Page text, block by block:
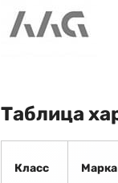
Таблица
Класс Марка